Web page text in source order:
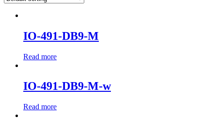
IO-491-DB9-M
Read more
IO-491-DB9-M-w
Read more